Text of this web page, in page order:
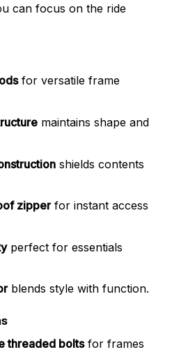
can focus on the ride
for versatile frame
maintains shape and
shields contents
zipperfor instant access
perfect for essentials
blends style with function.
threaded boltsfor frames